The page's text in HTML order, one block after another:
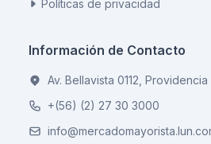
Políticas de privacidad
Información de Contacto
Av. Bellavista 0112,
+(56) (2) 27 30 3000